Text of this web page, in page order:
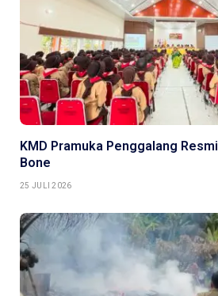
KMD Pramuka Penggalang
Bone
25 JULI 2026